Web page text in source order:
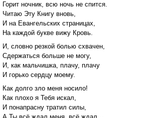
Горит ночник, всю ночь не спится.
Читаю Эту Книгу вновь,
И на Евангельских страницах,
На каждой букве вижу Кровь.
И, словно резкой болью схвачен,
Сдержаться больше не могу,
И, как мальчишка, плачу, плачу
И горько сердцу моему.
Как долго зло меня носило!
Как плохо я Тебя искал,
И понапрасну тратил силы,